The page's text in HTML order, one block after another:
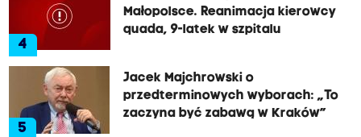
4
Małopolsce. Reanimacja kierowcy
quada, 9-latek w szpitalu
5
Jacek Majchrowski o
przedterminowych wyborach: „To
zaczyna być zabawą w Kraków”